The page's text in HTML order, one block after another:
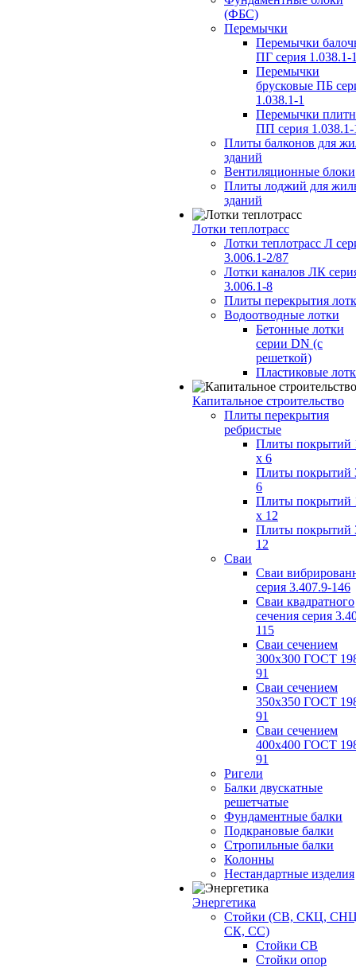
(ФБС)
Перемычки
Перемычки
ПГ серия 1.038.1-
Перемычки
брусковые ПБ
1.038.1-1
Перемычки
ПП серия 1.038.1-
Плиты балконов для
зданий
Вентиляционные блоки
Плиты лоджий для
зданий
Лотки теплотрасс
Лотки теплотрасс Л
3.006.1-2/87
Лотки каналов ЛК
3.006.1-8
Плиты перекрытия
Водоотводные лотки
Бетонные лотки
серии DN (с
решеткой)
Пластиковые
Капитальное строительство
Плиты перекрытия
ребристые
Плиты покрытий
x 6
Плиты покрытий
6
Плиты покрытий
x 12
Плиты покрытий
12
Сваи
Сваи
серия 3.407.9-146
Сваи квадратного
сечения серия
115
Сваи сечением
300х300 ГОСТ
91
Сваи сечением
350х350 ГОСТ
91
Сваи сечением
400х400 ГОСТ
91
Ригели
Балки двускатные
решетчатые
Фундаментные балки
Подкрановые балки
Стропильные балки
Колонны
Нестандартные изделия
Энергетика
Стойки (СВ, СКЦ,
СК, СС)
Стойки СВ
Стойки опор